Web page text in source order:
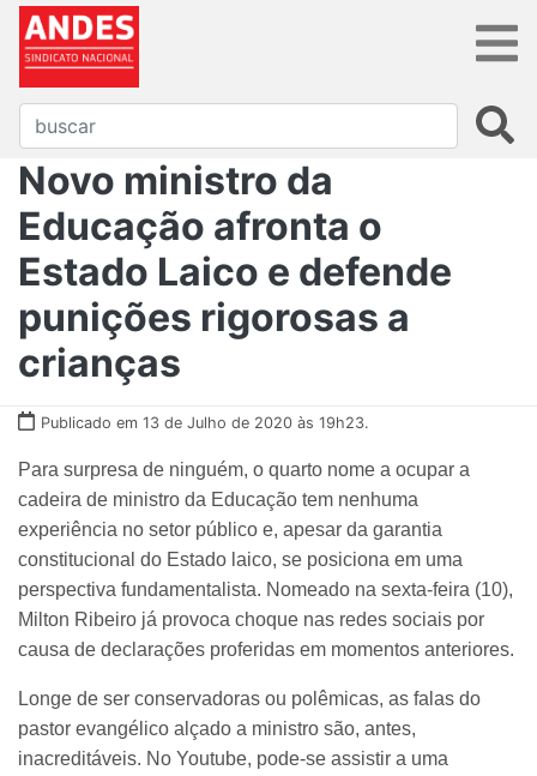
Novo ministro da
Educação afronta o
Estado Laico e defende
punições rigorosas a
crianças
Publicado em 13 de Julho de 2020 às 19h23.
Para surpresa de ninguém, o quarto nome a ocupar a
cadeira de ministro da Educação tem nenhuma
experiência no setor público e, apesar da garantia
constitucional do Estado laico, se posiciona em uma
perspectiva fundamentalista. Nomeado na sexta-feira (10),
Milton Ribeiro já provoca choque nas redes sociais por
causa de declarações proferidas em momentos anteriores.
Longe de ser conservadoras ou polêmicas, as falas do
pastor evangélico alçado a ministro são, antes,
inacreditáveis. No Youtube, pode-se assistir a uma